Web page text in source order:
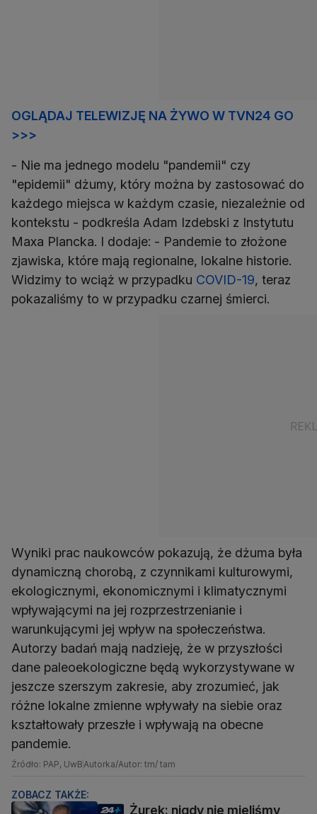
OGLĄDAJ TELEWIZJĘ NA ŻYWO W TVN24 GO
>>>
- Nie ma jednego modelu "pandemii" czy
"epidemii" dżumy, który można by zastosować do
każdego miejsca w każdym czasie, niezależnie od
kontekstu - podkreśla Adam Izdebski z Instytutu
Maxa Plancka. I dodaje: - Pandemie to złożone
zjawiska, które mają regionalne, lokalne historie.
Widzimy to wciąż w przypadku COVID-19, teraz
pokazaliśmy to w przypadku czarnej śmierci.
Wyniki prac naukowców pokazują, że dżuma była
dynamiczną chorobą, z czynnikami kulturowymi,
ekologicznymi, ekonomicznymi i klimatycznymi
wpływającymi na jej rozprzestrzenianie i
warunkującymi jej wpływ na społeczeństwa.
Autorzy badań mają nadzieję, że w przyszłości
dane paleoekologiczne będą wykorzystywane w
jeszcze szerszym zakresie, aby zrozumieć, jak
różne lokalne zmienne wpływały na siebie oraz
kształtowały przeszłe i wpływają na obecne
pandemie.
Źródło: PAP, UwBAutorka/Autor: tm/ tam
ZOBACZ TAKŻE:
Żurek: nigdy nie mieliśmy